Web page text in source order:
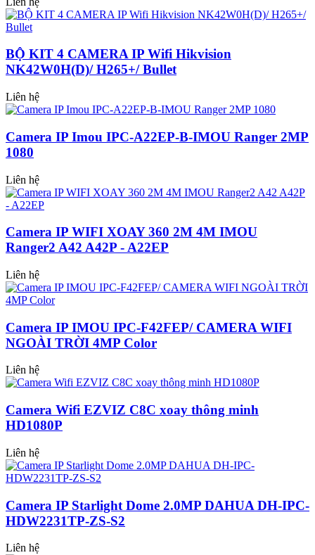
BỘ KIT 4 CAMERA IP Wifi Hikvision
NK42W0H(D)/ H265+/ Bullet
Liên hệ
Camera IP Imou IPC-A22EP-B-IMOU Ranger 2MP
1080
Liên hệ
Camera IP WIFI XOAY 360 2M 4M IMOU
Ranger2 A42 A42P - A22EP
Liên hệ
Camera IP IMOU IPC-F42FEP/ CAMERA WIFI
NGOÀI TRỜI 4MP Color
Liên hệ
Camera Wifi EZVIZ C8C xoay thông minh
HD1080P
Liên hệ
Camera IP Starlight Dome 2.0MP DAHUA DH-IPC-
HDW2231TP-ZS-S2
Liên hệ